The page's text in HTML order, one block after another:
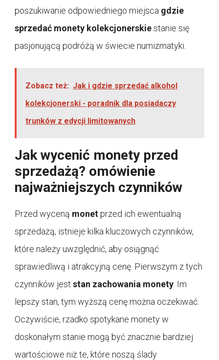
poszukiwanie odpowiedniego miejsca gdzie
sprzedać monety kolekcjonerskiestanie się
pasjonującą podróżą w świecie numizmatyki.
Zobacz też: Jak i gdzie sprzedać alkohol
kolekcjonerski - poradnik dla posiadaczy
trunków z edycji limitowanych
Jak wycenić monety przed
sprzedażą? omówienie
najważniejszych czynników
Przed wyceną monetprzed ich ewentualną
sprzedażą, istnieje kilka kluczowych czynników,
które należy uwzględnić, aby osiągnąć
sprawiedliwą i atrakcyjną cenę. Pierwszym z tych
czynników jest stan zachowania monety . Im
lepszy stan, tym wyższą cenę można oczekiwać.
Oczywiście, rzadko spotykane monety w
doskonałym stanie mogą być znacznie bardziej
wartościowe niż te, które noszą ślady